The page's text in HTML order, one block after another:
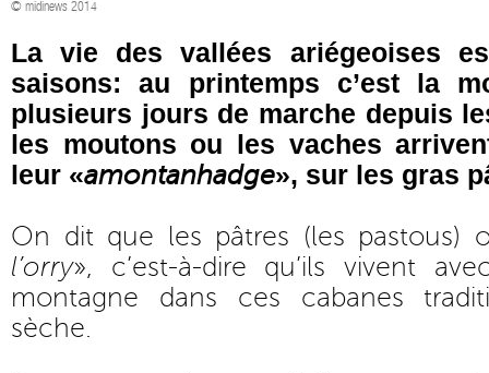
© midinews 2014
La vie des vallées ariégeoises
saisons: au printemps c’est la
plusieurs jours de marche depuis
les moutons ou les vaches
leur «amontanhadge», sur les gras
On dit que les pâtres (les pastous)
l’orry», c’est-à-dire qu’ils vivent
montagne dans ces cabanes
sèche.